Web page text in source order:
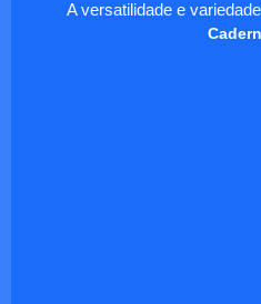
A versatilidade e